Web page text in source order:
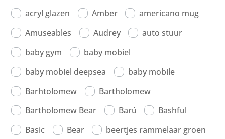
acryl glazen
Amber
americano mug
Amuseables
Audrey
auto stuur
baby gym
baby mobiel
baby mobiel deepsea
baby mobile
Barhtolomew
Bartholomew
Bartholomew Bear
Barú
Bashful
Basic
Bear
beertjes rammelaar groen